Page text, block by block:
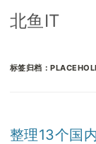
北鱼IT
标签归档：
整理13个国